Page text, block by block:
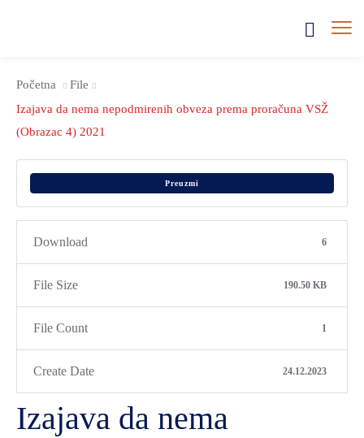
Početna
File
Izajava da nema nepodmirenih obveza prema proračuna VSŽ
(Obrazac 4) 2021
Preuzmi
Download 6
File Size 190.50 KB
File Count 1
Create Date 24.12.2023
Izajava da nema